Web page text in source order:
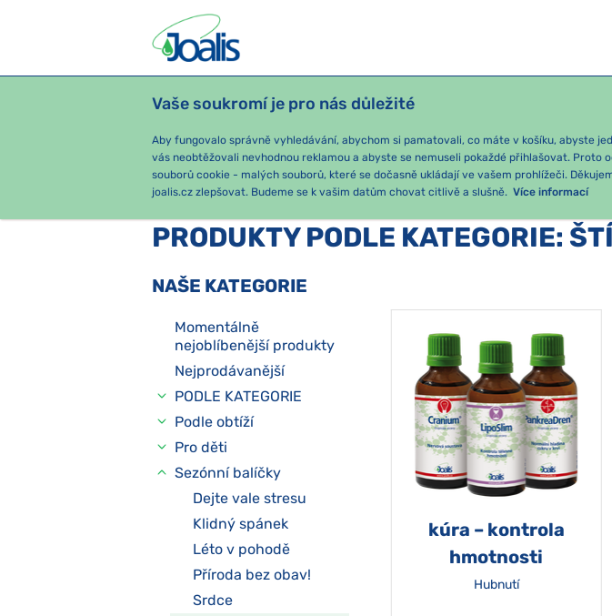
Vaše soukromí je pro nás důležité
Aby fungovalo správně vyhledávání, abychom si pamatovali, co máte v košíku, abyste
vás neobtěžovali nevhodnou reklamou a abyste se nemuseli pokaždé přihlašovat. Proto
souborů cookie - malých souborů, které se dočasně ukládají ve vašem prohlížeči.
joalis.cz zlepšovat. Budeme se k vašim datům chovat citlivě a slušně. Více informací
PRODUKTY PODLE OBTÍŽÍ SEZÓNNÍ BALÍČKY
PRODUKTY PODLE KATEGORIE:
NAŠE KATEGORIE
Momentálně
nejoblíbenější produkty
Nejprodávanější
PODLE KATEGORIE
Podle obtíží
Pro děti
Sezónní balíčky
Dejte vale stresu
Klidný spánek
Léto v pohodě
Příroda bez obav!
Srdce
kúra – kontrola
hmotnosti
Hubnutí